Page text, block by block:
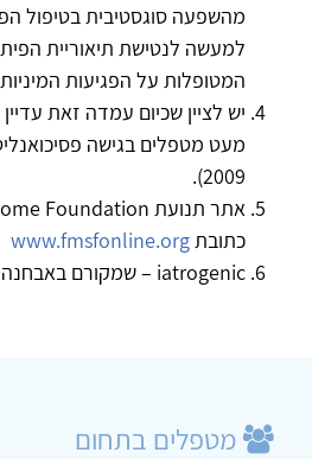
מהשפעה סוגסטיבית בטיפול
למעשה לנטישת תיאוריית
המטופלות על הפגיעות
יש לציין שכיום עמדה זאת
2009).
כתובתwww.fmsfonline.org
iatrogenic – שמקורם באבחנה או ביחס המטפל.
מטפלים בתחום